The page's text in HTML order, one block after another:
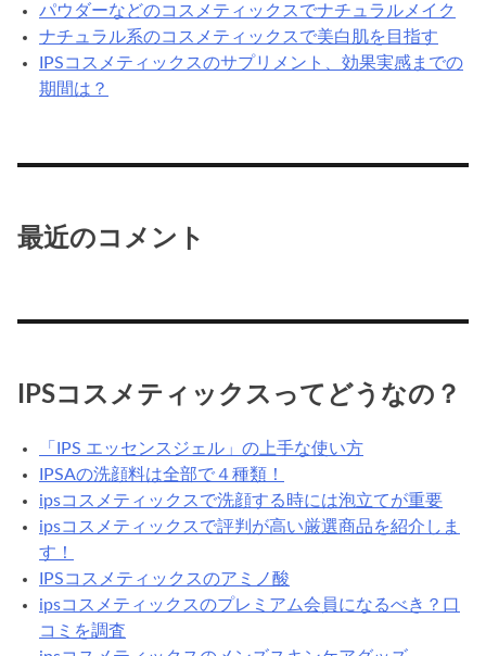
パウダーなどのコスメティックスでナチュラルメイク
ナチュラル系のコスメティックスで美白肌を目指す
IPSコスメティックスのサプリメント、効果実感までの
期間は？
最近のコメント
IPSコスメティックスってどうなの？
「IPS エッセンスジェル」の上手な使い方
IPSAの洗顔料は全部で４種類！
ipsコスメティックスで洗顔する時には泡立てが重要
ipsコスメティックスで評判が高い厳選商品を紹介しま
す！
IPSコスメティックスのアミノ酸
ipsコスメティックスのプレミアム会員になるべき？口
コミを調査